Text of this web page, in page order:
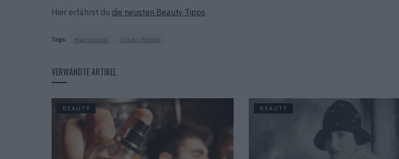
Hier erfährst du die neusten Beauty Tipps.
Tags: Hairstylist Issac Pollen
VERWANDTE ARTIKEL
BEAUTY BEAUTY